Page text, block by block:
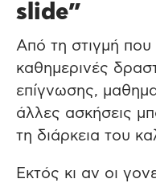
slide”
Από τη στιγμή που
καθημερινές
επίγνωσης,
άλλες ασκήσεις
τη διάρκεια του
Εκτός κι αν οι